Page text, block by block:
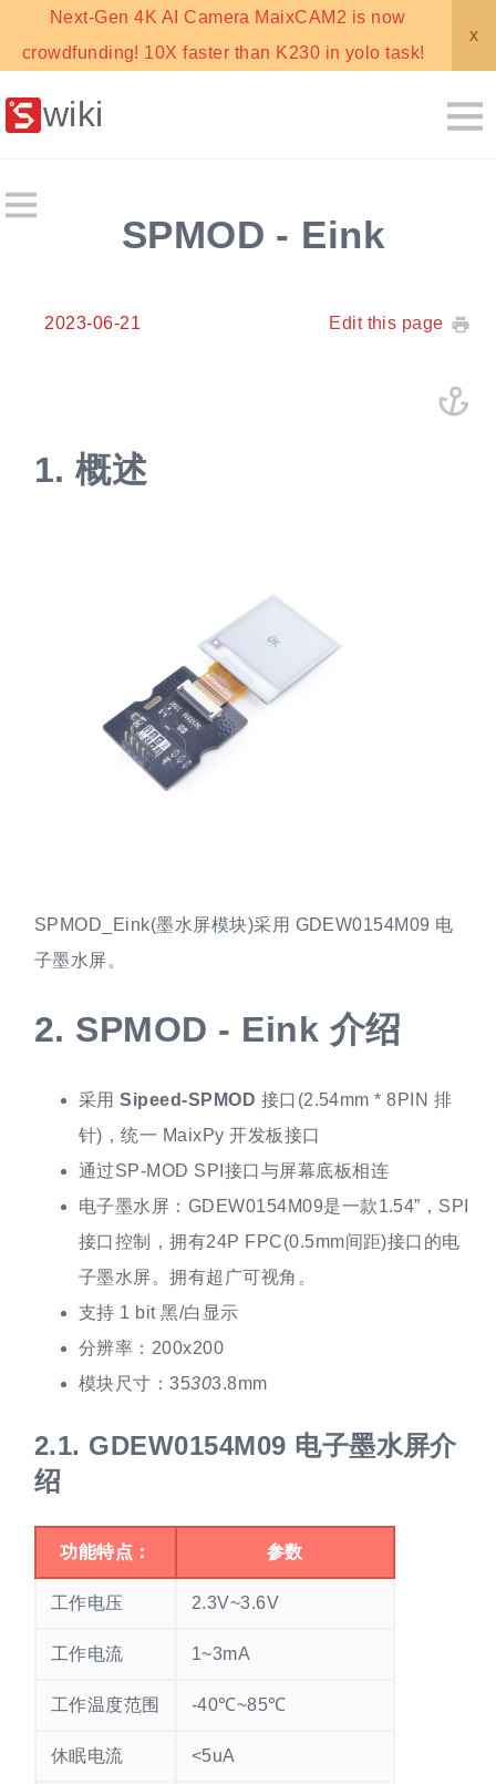
Next-Gen 4K AI Camera MaixCAM2 is now
crowdfunding! 10X faster than K230 in yolo task!
x
wiki
SPMOD - Eink
2023-06-21 Edit this page
1.概述
SPMOD_Eink(墨水屏模块)采用 GDEW0154M09 电
子墨水屏。
2. SPMOD - Eink 介绍
采用Sipeed-SPMOD 接口(2.54mm * 8PIN 排
针)，统一 MaixPy 开发板接口
通过SP-MOD SPI接口与屏幕底板相连
电子墨水屏：GDEW0154M09是一款1.54”，SPI
接口控制，拥有24P FPC(0.5mm间距)接口的电
子墨水屏。拥有超广可视角。
支持 1 bit 黑/白显示
分辨率：200x200
模块尺寸：35303.8mm
2.1. GDEW0154M09 电子墨水屏介
绍
功能特点： 参数
工作电压 2.3V~3.6V
工作电流 1~3mA
工作温度范围 -40℃~85℃
休眠电流 <5uA